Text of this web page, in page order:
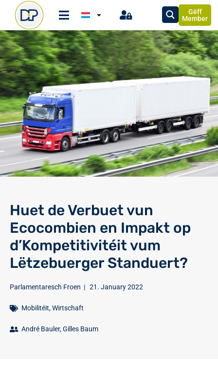
Gëff
Member
Huet de Verbuet vun
Ecocombien en Impakt op
d’Kompetitivitéit vum
Lëtzebuerger Standuert?
Parlamentaresch Froen | 21. January 2022
Mobilitéit,Wirtschaft
André Bauler,Gilles Baum